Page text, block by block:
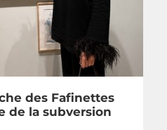
des Fafinettes
de la subversion